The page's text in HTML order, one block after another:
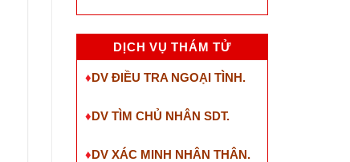
DỊCH VỤ THÁM TỬ
♦DV ĐIỀU TRA NGOẠI TÌNH.
♦DV TÌM CHỦ NHÂN SDT.
♦DV XÁC MINH NHÂN THÂN.